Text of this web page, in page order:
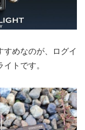
すめなのが、ログイ
トです。